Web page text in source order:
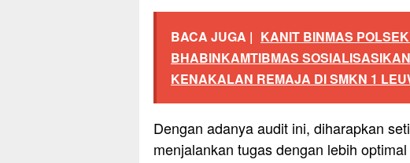
BACA JUGA | KANIT BINMAS
BHABINKAMTIBMAS
KENAKALAN REMAJA DI SMKN 1
Dengan adanya audit ini, diharapkan
menjalankan tugas dengan lebih